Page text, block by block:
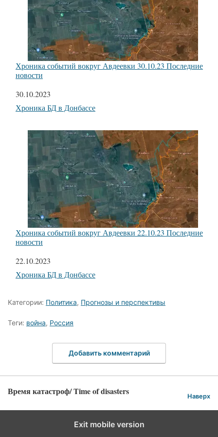
Хроника событий вокруг Авдеевки 30.10.23 Последние
новости
Дата
30.10.2023
Относится к
Хроника БД в Донбассе
Хроника событий вокруг Авдеевки 22.10.23 Последние
новости
Дата
22.10.2023
Относится к
Хроника БД в Донбассе
Категории: Политика, Прогнозы и перспективы
Теги: война, Россия
Добавить комментарий
Время катастроф/ Time of disasters Наверх
Exit mobile version